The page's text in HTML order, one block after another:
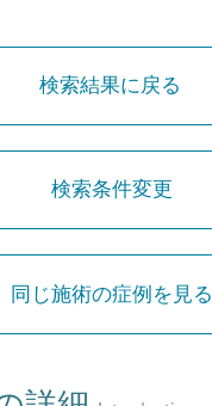
検索結果に戻る
検索条件変更
同じ施術の症例を見る